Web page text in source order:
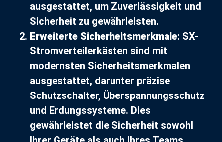
ausgestattet, um Zuverlässigkeit und
Sicherheit zu gewährleisten.
Erweiterte Sicherheitsmerkmale: SX-
Stromverteilerkästen sind mit
modernsten Sicherheitsmerkmalen
ausgestattet, darunter präzise
Schutzschalter, Überspannungsschutz
und Erdungssysteme. Dies
gewährleistet die Sicherheit sowohl